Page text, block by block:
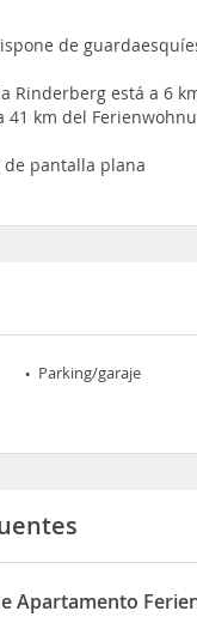
de
Rinderberg está a 6
41 km del
de pantalla plana
Parking/garaje
Apartamento